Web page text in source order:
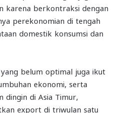
karena berkontraksi dengan
perekonomian di tengah
domestik konsumsi dan
belum optimal juga ikut
ekonomi, serta
dingin di Asia Timur,
export di triwulan satu